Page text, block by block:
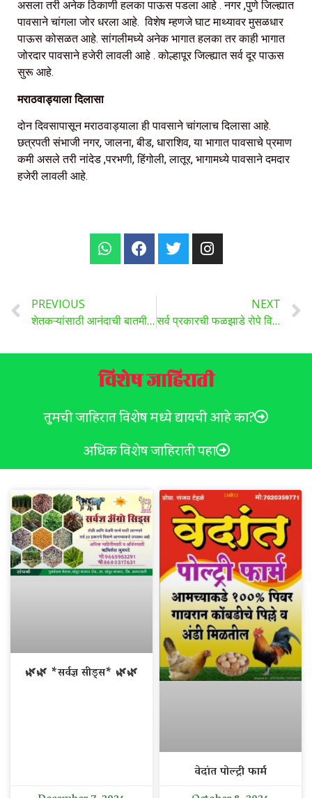
असला तरी अनेक ठिकाणी हलका पाऊस पडला आहे . नगर ,पुणे जिल्ह्यात
पावसाने चांगला जोर धरला आहे. विशेष म्हणजे घाट माथ्यावर मुसळधार
पाऊस कोसळत आहे. सांगलीमध्ये अनेक भागात हलका तर काही भागात
जोरदार पावसाने हजेरी लावली आहे . कोल्हापूर जिल्ह्यात सर्व दूर पाऊस
सुरू आहे.
मराठवाड्याला दिलासा
दोन दिवसापासून मराठवाड्याला ही पावसाने चांगलाच दिलासा आहे.
छत्रपती संभाजी नगर, जालना, बीड, धाराशिव, या भागात पावसाचे प्रमाण
कमी असले तरी नांदेड ,परभणी, हिंगोली, लातूर, भागामध्ये पावसाने दमदार
हजेरी लावली आहे.
PREVIOUS
शेतकऱ्यांसाठी आनंदाची बातमी! SBI बँक ट्रॅक्टर खरेदी करण्यासाठी देते 80 टक्के कर्ज, असा घ्या लाभ ..
NEXT
सर्व प्रकारची फळझाडे रोपे विकणे आहे.
विशेष जाहिराती
तुमची जाहिरात विशेष मध्ये द्यायची आहे का?
अधिक विशेष जाहिराती पहा
🌿🌿 *सर्वज्ञ सीड्स* 🌿🌿
वेदांत पोल्ट्री फार्म